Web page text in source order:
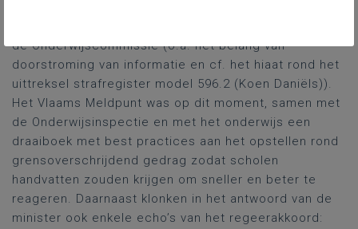
de Onderwijscommissie (o.a. het belang van
doorstroming van informatie en cf. het hiaat rond het
uittreksel strafregister model 596.2 (Koen Daniëls)).
Het Vlaams Meldpunt was op dit moment, samen met
de Onderwijsinspectie en met het onderwijs een
draaiboek met best practices aan het opstellen rond
grensoverschrijdend gedrag zodat scholen
handvatten zouden krijgen om sneller en beter te
reageren. Daarnaast klonken in het antwoord van de
minister ook enkele echo’s van het regeerakkoord: